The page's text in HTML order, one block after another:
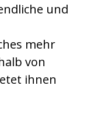
und
mehr
von
ihnen